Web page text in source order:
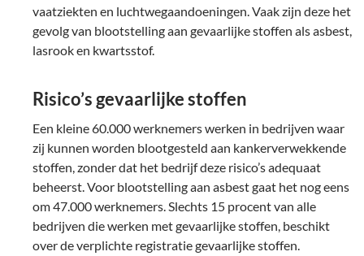
vaatziekten en luchtwegaandoeningen. Vaak zijn deze het
gevolg van blootstelling aan gevaarlijke stoffen als asbest,
lasrook en kwartsstof.
Risico’s gevaarlijke stoffen
Een kleine 60.000 werknemers werken in bedrijven waar
zij kunnen worden blootgesteld aan kankerverwekkende
stoffen, zonder dat het bedrijf deze risico’s adequaat
beheerst. Voor blootstelling aan asbest gaat het nog eens
om 47.000 werknemers. Slechts 15 procent van alle
bedrijven die werken met gevaarlijke stoffen, beschikt
over de verplichte registratie gevaarlijke stoffen.